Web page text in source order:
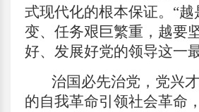
式现代化的根本保证。“越
变、任务艰巨繁重，越要
好、发展好党的领导这一
治国必先治党，党兴
的自我革命引领社会革命